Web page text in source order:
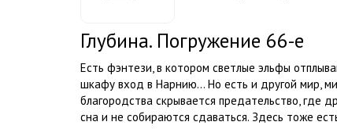
Глубина. Погружение 66-е
Есть фэнтези, в котором светлые эльфы
шкафу вход в Нарнию… Но есть и другой мир,
благородства скрывается предательство, где
сна и не собираются сдаваться. Здесь тоже